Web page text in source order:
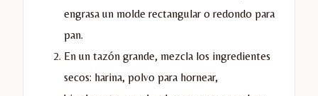
engrasa un molde rectangular o redondo para
pan.
En un tazón grande, mezcla los ingredientes
secos: harina, polvo para hornear,